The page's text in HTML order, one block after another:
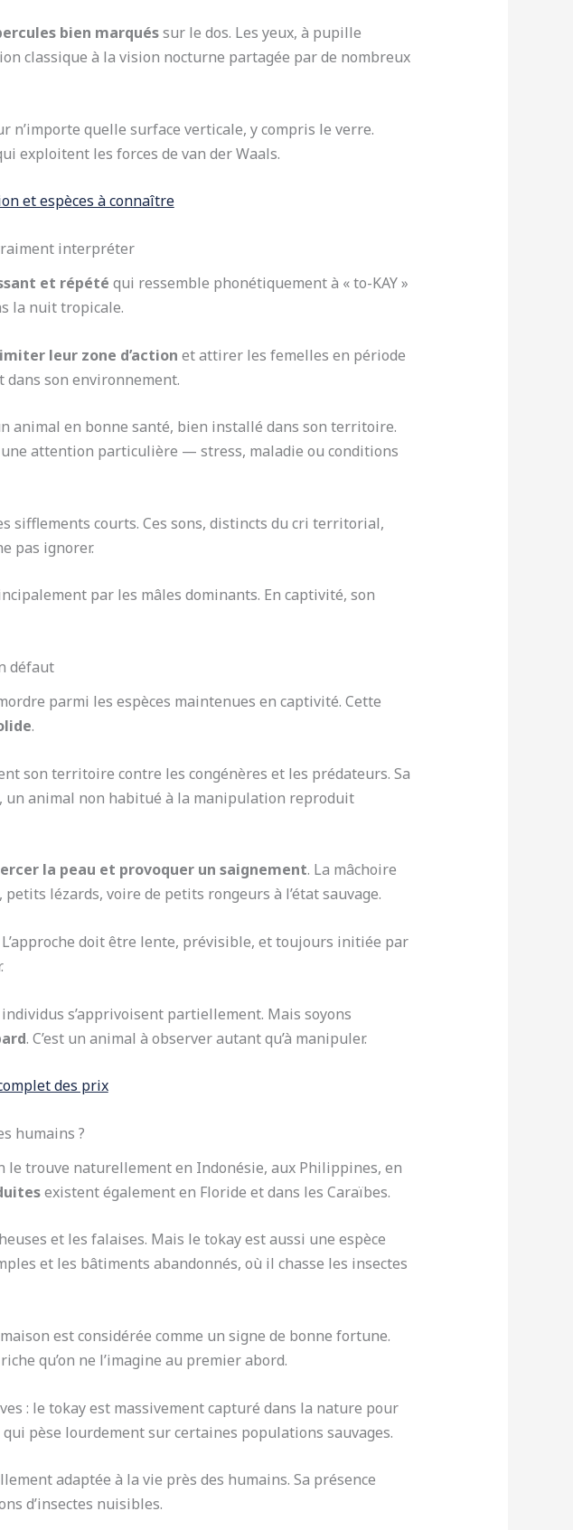
bien marquéssur le dos. Les yeux, à pupille
classique à la vision nocturne partagée par de nombreux
n’importe quelle surface verticale, y compris le verre.
exploitent les forces de van der Waals.
et espèces à connaître
interpréter
et répété qui ressemble phonétiquement à « to-KAY »
la nuit tropicale.
leur zone d’action et attirer les femelles en période
son environnement.
animal en bonne santé, bien installé dans son territoire.
attention particulière — stress, maladie ou conditions
sifflements courts. Ces sons, distincts du cri territorial,
pas ignorer.
par les mâles dominants. En captivité, son
défaut
parmi les espèces maintenues en captivité. Cette
.
son territoire contre les congénères et les prédateurs. Sa
un animal non habitué à la manipulation reproduit
la peau et provoquer un saignement. La mâchoire
lézards, voire de petits rongeurs à l’état sauvage.
doit être lente, prévisible, et toujours initiée par
s’apprivoisent partiellement. Mais soyons
. C’est un animal à observer autant qu’à manipuler.
des prix
humains ?
le trouve naturellement en Indonésie, aux Philippines, en
existent également en Floride et dans les Caraïbes.
et les falaises. Mais le tokay est aussi une espèce
et les bâtiments abandonnés, où il chasse les insectes
est considérée comme un signe de bonne fortune.
qu’on ne l’imagine au premier abord.
: le tokay est massivement capturé dans la nature pour
qui pèse lourdement sur certaines populations sauvages.
adaptée à la vie près des humains. Sa présence
d’insectes nuisibles.